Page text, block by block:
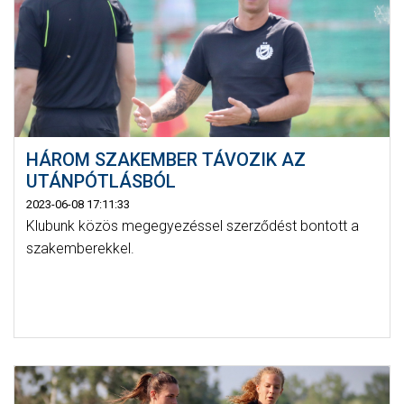
HÁROM SZAKEMBER TÁVOZIK AZ
UTÁNPÓTLÁSBÓL
2023-06-08 17:11:33
Klubunk közös megegyezéssel szerződést bontott a
szakemberekkel.